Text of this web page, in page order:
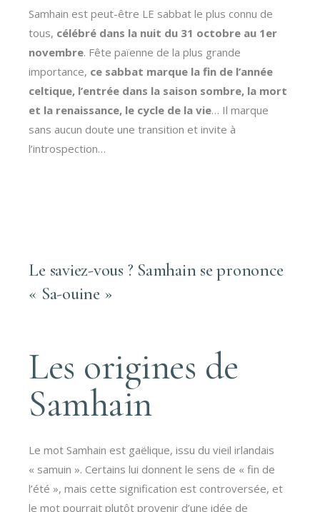
Samhain est peut-être LE sabbat le plus connu de
tous, célébré dans la nuit du 31 octobre au 1er
novembre. Fête païenne de la plus grande
importance, ce sabbat marque la fin de l’année
celtique, l’entrée dans la saison sombre, la mort
et la renaissance, le cycle de la vie… Il marque
sans aucun doute une transition et invite à
l’introspection…
Le saviez-vous ? Samhain se prononce
« Sa-ouine »
Les origines de
Samhain
Le mot Samhain est gaëlique, issu du vieil irlandais
« samuin ». Certains lui donnent le sens de « fin de
l’été », mais cette signification est controversée, et
le mot pourrait plutôt provenir d’une idée de